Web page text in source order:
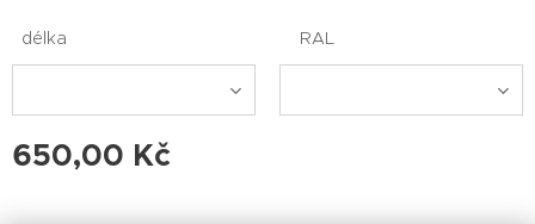
délka RAL
650,00 Kč